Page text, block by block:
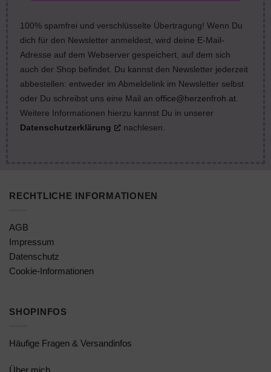
100% spamfrei und verschlüsselte Übertragung! Wenn Du
dich für den Newsletter anmeldest, wird deine E-Mail-
Adresse auf dem Webserver gespeichert, auf dem sich
auch der Shop befindet. Du kannst den Newsletter jederzeit
abbestellen: entweder im Abmeldelink im Newsletter selbst
oder Du schreibst uns eine Mail an office@herzenfroh.at
Weitere Informationen hierzu kannst Du in unserer
Datenschutzerklärung
nachlesen.
RECHTLICHE INFORMATIONEN
AGB
Impressum
Datenschutz
Cookie-Informationen
SHOPINFOS
Häufige Fragen & Versandinfos
Über mich